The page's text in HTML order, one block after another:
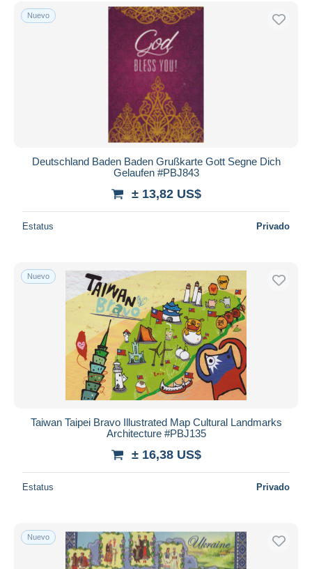
Sólo con descuento
Envío gratis
Transferencia bancaria
Mastercard
Bancontact
iDeal
Residencia del vendedor
Aplicar
Nuevo
Deutschland Baden Baden Grußkarte Gott Segne Dich
Gelaufen #PBJ843
± 13,82 US$
Estatus Privado
Nuevo
Taiwan Taipei Bravo Illustrated Map Cultural Landmarks
Architecture #PBJ135
± 16,38 US$
Estatus Privado
Nuevo